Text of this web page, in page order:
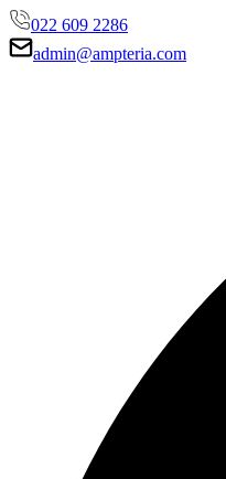
022 609 2286
admin@ampteria.com